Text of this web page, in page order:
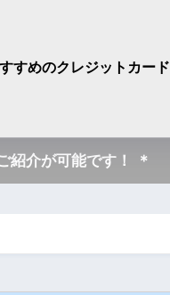
すめのクレジットカード
紹介が可能です！ ＊